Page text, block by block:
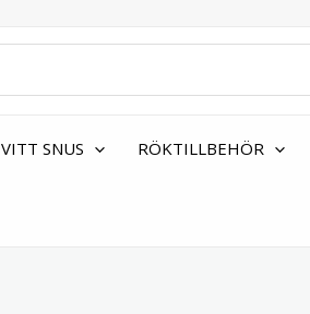
VITT SNUS RÖKTILLBEHÖR